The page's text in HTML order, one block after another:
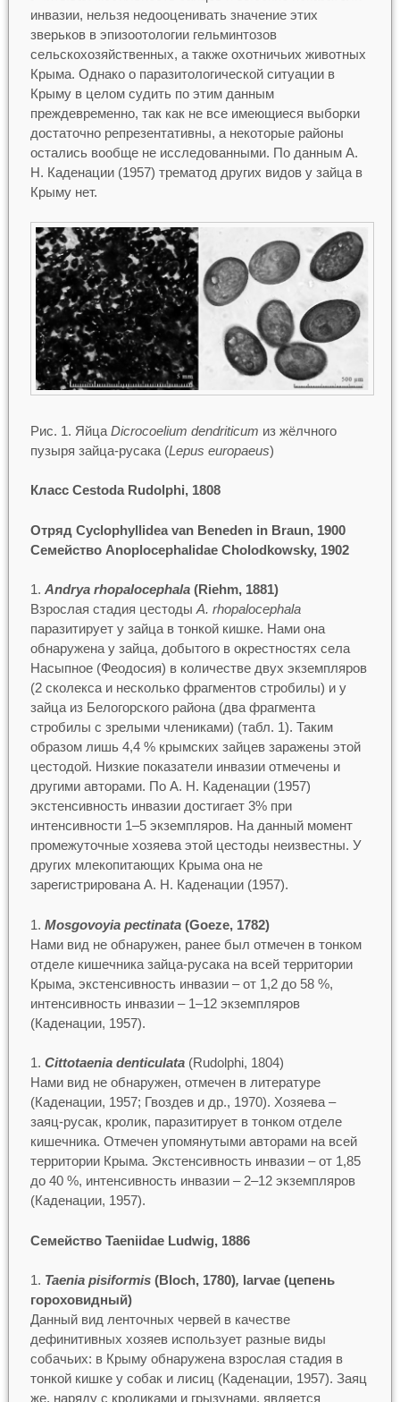
инвазии, нельзя недооценивать значение этих
зверьков в эпизоотологии гельминтозов
сельскохозяйственных, а также охотничьих животных
Крыма. Однако о паразитологической ситуации в
Крыму в целом судить по этим данным
преждевременно, так как не все имеющиеся выборки
достаточно репрезентативны, а некоторые районы
остались вообще не исследованными. По данным А.
Н. Каденации (1957) трематод других видов у зайца в
Крыму нет.
Рис. 1. Яйца Dicrocoelium dendriticum из жёлчного
пузыря зайца-русака (Lepus europaeus)
Класс Cestoda Rudolphi, 1808
Отряд Cyclophyllidea van Beneden in Braun, 1900
Семейство Anoplocephalidae Cholodkowsky, 1902
Andrya rhopalocephala (Riehm, 1881)
Взрослая стадия цестоды A. rhopalocephala
паразитирует у зайца в тонкой кишке. Нами она
обнаружена у зайца, добытого в окрестностях села
Насыпное (Феодосия) в количестве двух экземпляров
(2 сколекса и несколько фрагментов стробилы) и у
зайца из Белогорского района (два фрагмента
стробилы с зрелыми члениками) (табл. 1). Таким
образом лишь 4,4 % крымских зайцев заражены этой
цестодой. Низкие показатели инвазии отмечены и
другими авторами. По А. Н. Каденации (1957)
экстенсивность инвазии достигает 3% при
интенсивности 1–5 экземпляров. На данный момент
промежуточные хозяева этой цестоды неизвестны. У
других млекопитающих Крыма она не
зарегистрирована А. Н. Каденации (1957).
Mosgovoyia pectinata (Goeze, 1782)
Нами вид не обнаружен, ранее был отмечен в тонком
отделе кишечника зайца-русака на всей территории
Крыма, экстенсивность инвазии – от 1,2 до 58 %,
интенсивность инвазии – 1–12 экземпляров
(Каденации, 1957).
Cittotaenia denticulata (Rudolphi, 1804)
Нами вид не обнаружен, отмечен в литературе
(Каденации, 1957; Гвоздев и др., 1970). Хозяева –
заяц-русак, кролик, паразитирует в тонком отделе
кишечника. Отмечен упомянутыми авторами на всей
территории Крыма. Экстенсивность инвазии – от 1,85
до 40 %, интенсивность инвазии – 2–12 экземпляров
(Каденации, 1957).
Cемейство Taeniidae Ludwig, 1886
Taenia pisiformis (Bloch, 1780), larvae (цепень
гороховидный)
Данный вид ленточных червей в качестве
дефинитивных хозяев использует разные виды
собачьих: в Крыму обнаружена взрослая стадия в
тонкой кишке у собак и лисиц (Каденации, 1957). Заяц
же, наряду с кроликами и грызунами, является